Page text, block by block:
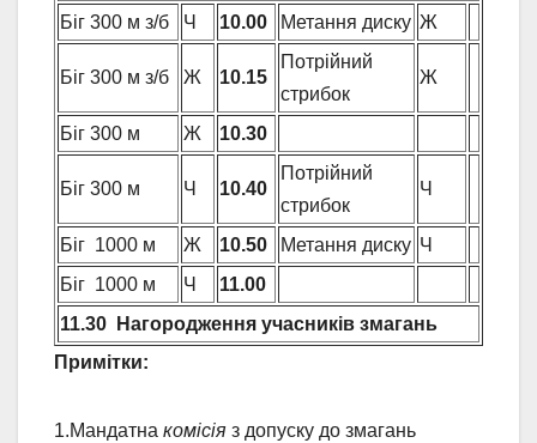
Біг 300 м з/б
Ч 10.00 Метання диску Ж
Біг 300 м з/б Ж 10.15
Потрійний
стрибок
Ж
Біг 300 м Ж 10.30
Біг 300 м Ч 10.40
Потрійний
стрибок
Ч
Біг 1000 м Ж 10.50 Метання диску Ч
Біг 1000 м
Ч
11.00
11.30 Нагородження учасників змагань
Примітки:
1.Мандатна комісія з допуску до змагань